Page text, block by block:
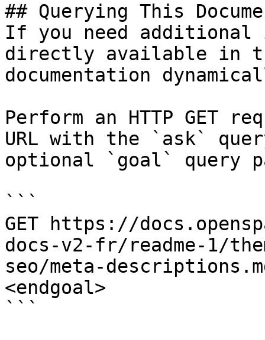
## Querying This
If you need
directly available in
documentation
Perform an HTTP GET
URL with the `ask`
optional `goal` query
```
GET https://
docs-v2-fr/readme-1/
seo/meta-
<endgoal>
```